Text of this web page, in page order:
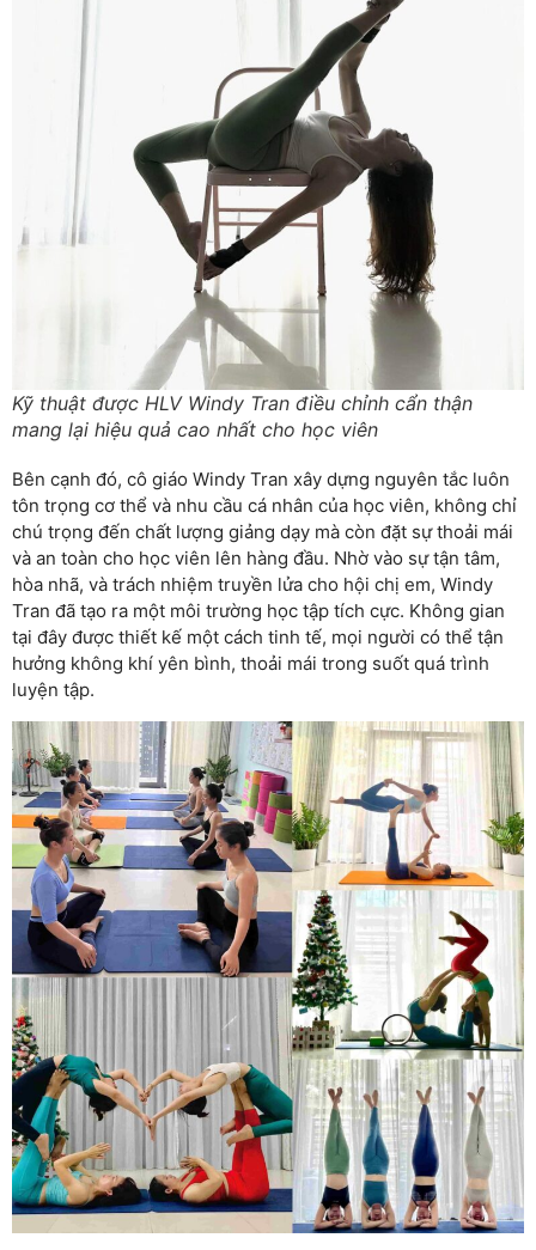
Kỹ thuật được HLV Windy Tran điều chỉnh cẩn thận
mang lại hiệu quả cao nhất cho học viên
Bên cạnh đó, cô giáo Windy Tran xây dựng nguyên tắc luôn
tôn trọng cơ thể và nhu cầu cá nhân của học viên, không chỉ
chú trọng đến chất lượng giảng dạy mà còn đặt sự thoải mái
và an toàn cho học viên lên hàng đầu. Nhờ vào sự tận tâm,
hòa nhã, và trách nhiệm truyền lửa cho hội chị em, Windy
Tran đã tạo ra một môi trường học tập tích cực. Không gian
tại đây được thiết kế một cách tinh tế, mọi người có thể tận
hưởng không khí yên bình, thoải mái trong suốt quá trình
luyện tập.